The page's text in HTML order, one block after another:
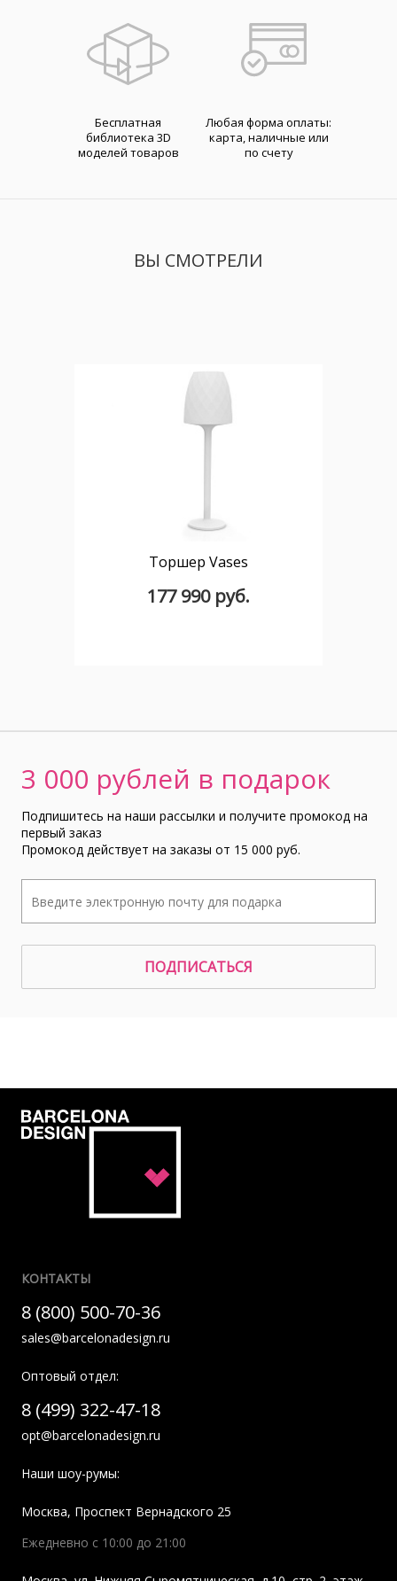
Бесплатная
библиотека 3D
моделей товаров
Любая форма оплаты:
карта, наличные или
по счету
ВЫ СМОТРЕЛИ
Торшер Vases
177 990 руб.
3 000 рублей в подарок
Подпишитесь на наши рассылки и получите промокод на
первый заказ
Промокод действует на заказы от 15 000 руб.
ПОДПИСАТЬСЯ
КОНТАКТЫ
8 (800) 500-70-36
sales@barcelonadesign.ru
Оптовый отдел:
8 (499) 322-47-18
opt@barcelonadesign.ru
Наши шоу-румы:
Москва, Проспект Вернадского 25
Ежедневно с 10:00 до 21:00